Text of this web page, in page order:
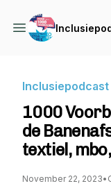
Inclusiepodcast
1000
de
textiel,
November 22, 2023•